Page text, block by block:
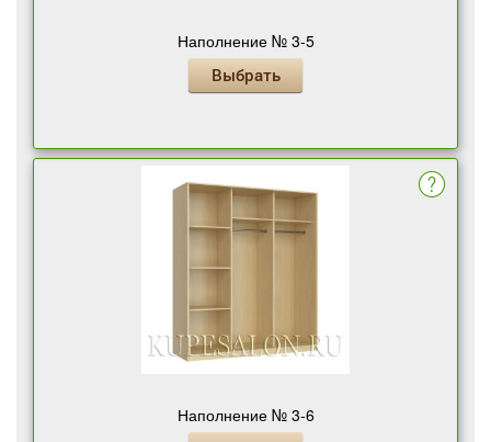
Наполнение № 3-5
Выбрать
Наполнение № 3-6